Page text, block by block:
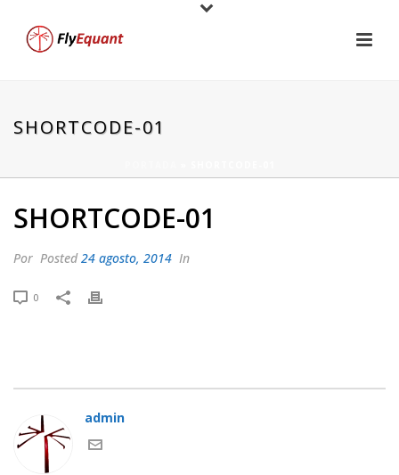
SHORTCODE-01
SHORTCODE-01
Por Posted24 agosto, 2014 In
0
admin